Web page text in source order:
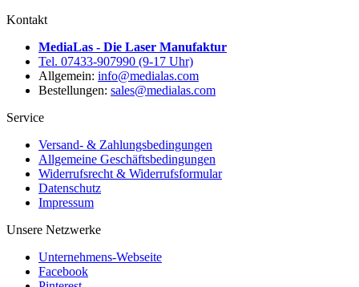
Kontakt
MediaLas - Die Laser Manufaktur
Tel. 07433-907990 (9-17 Uhr)
Allgemein: info@medialas.com
Bestellungen: sales@medialas.com
Service
Versand- & Zahlungsbedingungen
Allgemeine Geschäftsbedingungen
Widerrufsrecht & Widerrufsformular
Datenschutz
Impressum
Unsere Netzwerke
Unternehmens-Webseite
Facebook